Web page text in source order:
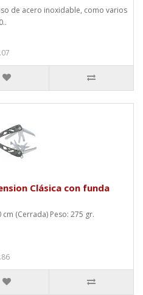
de acero inoxidable, como varios
Clásica con funda
(Cerrada) Peso: 275 gr.